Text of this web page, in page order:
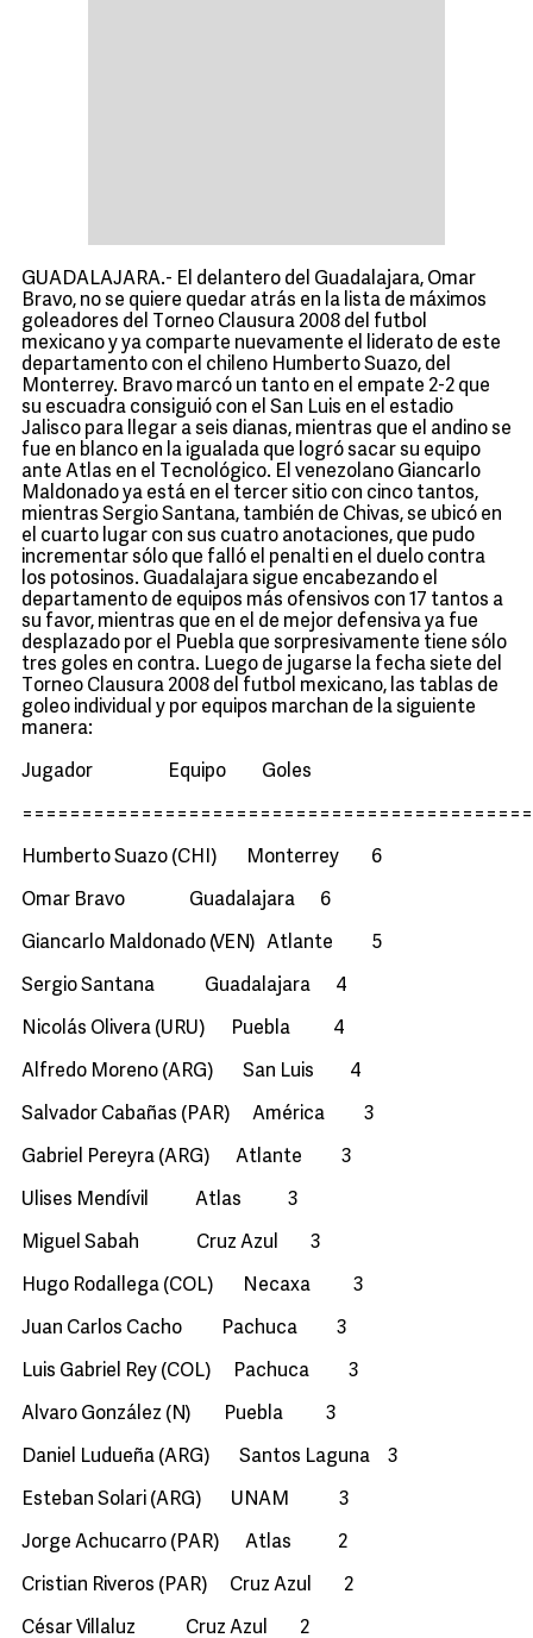
GUADALAJARA.- El delantero del Guadalajara, Omar
Bravo, no se quiere quedar atrás en la lista de máximos
goleadores del Torneo Clausura 2008 del futbol
mexicano y ya comparte nuevamente el liderato de este
departamento con el chileno Humberto Suazo, del
Monterrey. Bravo marcó un tanto en el empate 2-2 que
su escuadra consiguió con el San Luis en el estadio
Jalisco para llegar a seis dianas, mientras que el andino se
fue en blanco en la igualada que logró sacar su equipo
ante Atlas en el Tecnológico. El venezolano Giancarlo
Maldonado ya está en el tercer sitio con cinco tantos,
mientras Sergio Santana, también de Chivas, se ubicó en
el cuarto lugar con sus cuatro anotaciones, que pudo
incrementar sólo que falló el penalti en el duelo contra
los potosinos. Guadalajara sigue encabezando el
departamento de equipos más ofensivos con 17 tantos a
su favor, mientras que en el de mejor defensiva ya fue
desplazado por el Puebla que sorpresivamente tiene sólo
tres goles en contra. Luego de jugarse la fecha siete del
Torneo Clausura 2008 del futbol mexicano, las tablas de
goleo individual y por equipos marchan de la siguiente
manera:
Jugador Equipo Goles
Humberto Suazo (CHI) Monterrey 6
Omar Bravo Guadalajara 6
Giancarlo Maldonado (VEN) Atlante 5
Sergio Santana Guadalajara 4
Nicolás Olivera (URU) Puebla 4
Alfredo Moreno (ARG) San Luis 4
Salvador Cabañas (PAR) América 3
Gabriel Pereyra (ARG) Atlante 3
Ulises Mendívil Atlas 3
Miguel Sabah Cruz Azul 3
Hugo Rodallega (COL) Necaxa 3
Juan Carlos Cacho Pachuca 3
Luis Gabriel Rey (COL) Pachuca 3
Alvaro González (N) Puebla 3
Daniel Ludueña (ARG) Santos Laguna 3
Esteban Solari (ARG) UNAM 3
Jorge Achucarro (PAR) Atlas 2
Cristian Riveros (PAR) Cruz Azul 2
César Villaluz Cruz Azul 2